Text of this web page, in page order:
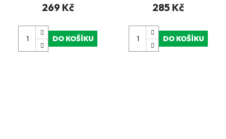
269 Kč
DO KOŠÍKU
285 Kč
DO KOŠÍKU